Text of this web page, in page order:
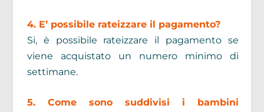
4. E’ possibile rateizzare il pagamento?
Si, è possibile rateizzare il pagamento se
viene acquistato un numero minimo di
settimane.
5. Come sono suddivisi i bambini